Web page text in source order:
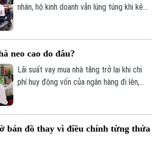
nhân, hộ kinh doanh vẫn lúng túng khi kê
này.
neo cao do đâu?
Lãi suất vay mua nhà tăng trở lại khi chi
phí huy động vốn của ngân hàng đi lên,
bản đồ thay vì điều chỉnh từng thửa